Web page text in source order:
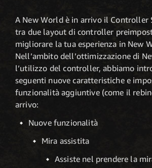
A New World è in arrivo il Controller
tra due layout di controller
migliorare la tua esperienza in New
Nell’ambito dell’ottimizzazione di
l’utilizzo del controller, abbiamo
seguenti nuove caratteristiche e
funzionalità aggiuntive (come il
arrivo:
Nuove funzionalità
Mira assistita
Assiste nel prendere la